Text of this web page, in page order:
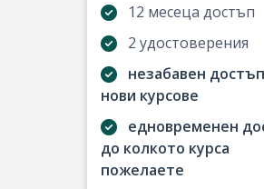
12 месеца достъп
2 удостоверения
незабавен
нови курсове
едновременен
до колкото курса
пожелаете